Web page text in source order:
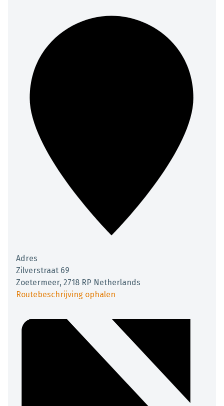
Adres
Zilverstraat 69
Zoetermeer, 2718 RP Netherlands
Routebeschrijving ophalen